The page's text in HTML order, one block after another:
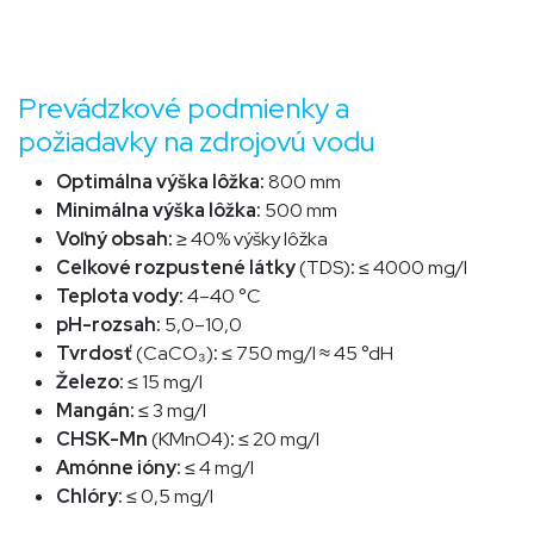
Prevádzkové podmienky a
požiadavky na zdrojovú vodu
Optimálna výška lôžka:800 mm
Minimálna výška lôžka: 500 mm
Voľný obsah:≥ 40% výšky lôžka
Celkové rozpustené látky(TDS):≤ 4000 mg/l
Teplota vody:4–40 °C
pH-rozsah: 5,0–10,0
Tvrdosť(CaCO₃):≤750 mg/l≈ 45 °dH
Železo:≤15 mg/l
Mangán:≤ 3 mg/l
CHSK-Mn(KMnO4):≤ 20 mg/l
Amónne ióny:≤ 4 mg/l
Chlóry:≤ 0,5 mg/l